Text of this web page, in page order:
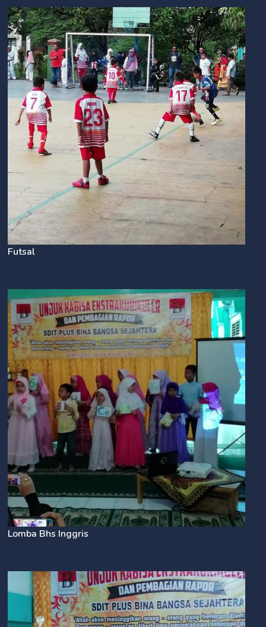
Futsal
Lomba Bhs Inggris